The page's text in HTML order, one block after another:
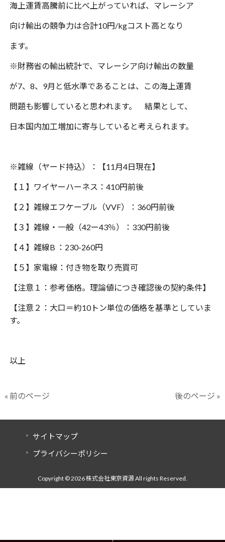
海上運賃高騰前に比べ上がっていれば、マレーシア
向け輸出の競争力は合計10円/kgコスト高となり
ます。
※財務省の輸出統計で、マレーシア向け輸出の数量
が7、 8、 9月と低水準であることは、 この海上運賃
問題も影響していると思われます。 結果として、
日本国内加工増加に寄与していると考えられます。
※雑線（ヤード持込）：【11 月4日現在】
【１】ワイヤーハーネス： 410円前後
【２】雑線エフケーブル（VVF）： 360円前後
【３】雑線・一般（42ー43％）： 330円前後
【４】雑線B ： 230-260円
【５】家電線：付き物を取り売買可
【注意１：参考価格。理論値につき確認後の契約条件】
【注意２：大口＝約10トン単位の価格を基準としていま
す。
以上
« 前のページ 後のページ »
サイトマップ
プライバシーポリシー
Copyright © 2026 株式会社東京資源 All rights Reserved.